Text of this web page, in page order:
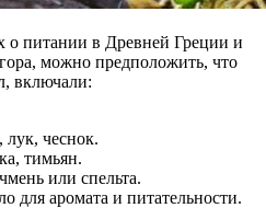
о питании в Древней Греции и
можно предположить, что
включали:
лук, чеснок.
тимьян.
или спельта.
для аромата и питательности.